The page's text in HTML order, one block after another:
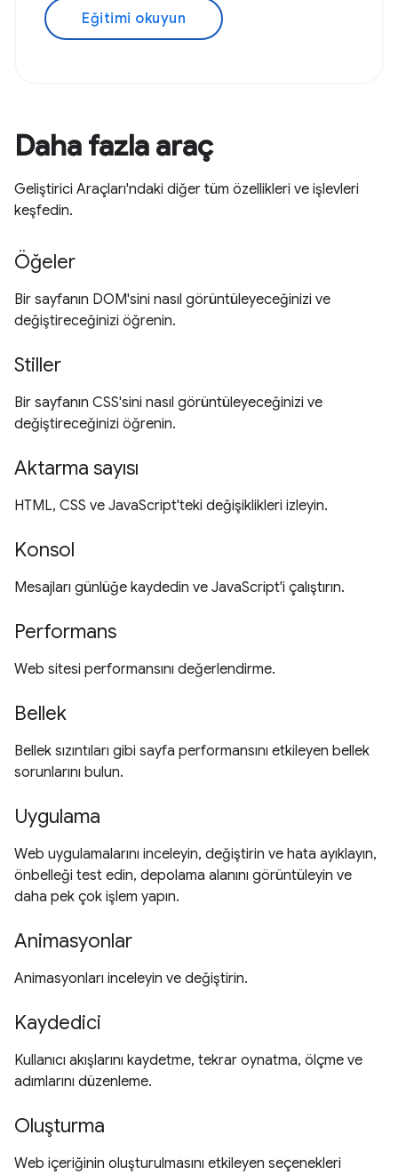
Eğitimi okuyun
Daha fazla araç
Geliştirici Araçları'ndaki diğer tüm özellikleri ve işlevleri
keşfedin.
Öğeler
Bir sayfanın DOM'sini nasıl görüntüleyeceğinizi ve
değiştireceğinizi öğrenin.
Stiller
Bir sayfanın CSS'sini nasıl görüntüleyeceğinizi ve
değiştireceğinizi öğrenin.
Aktarma sayısı
HTML, CSS ve JavaScript'teki değişiklikleri izleyin.
Konsol
Mesajları günlüğe kaydedin ve JavaScript'i çalıştırın.
Performans
Web sitesi performansını değerlendirme.
Bellek
Bellek sızıntıları gibi sayfa performansını etkileyen bellek
sorunlarını bulun.
Uygulama
Web uygulamalarını inceleyin, değiştirin ve hata ayıklayın,
önbelleği test edin, depolama alanını görüntüleyin ve
daha pek çok işlem yapın.
Animasyonlar
Animasyonları inceleyin ve değiştirin.
Kaydedici
Kullanıcı akışlarını kaydetme, tekrar oynatma, ölçme ve
adımlarını düzenleme.
Oluşturma
Web içeriğinin oluşturulmasını etkileyen seçenekleri